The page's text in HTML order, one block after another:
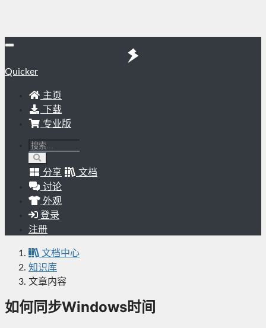
Quicker
主页
下载
专业版
分享
文档
讨论
外观
登录
注册
文档中心
知识库
文章内容
如何同步Windows时间